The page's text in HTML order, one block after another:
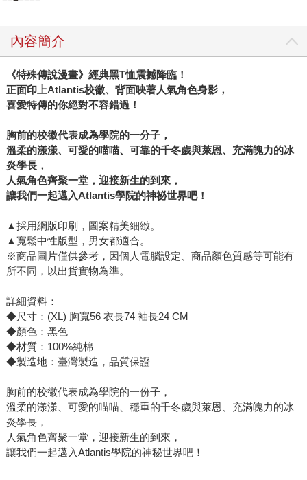
內容簡介
《特殊傳說漫畫》經典黑T恤震撼降臨！
正面印上Atlantis校徽、背面映著人氣角色身影，
喜愛特傳的你絕對不容錯過！
胸前的校徽代表成為學院的一分子，
溫柔的漾漾、可愛的喵喵、可靠的千冬歲與萊恩、充滿魄力的冰
炎學長，
人氣角色齊聚一堂，迎接新生的到來，
讓我們一起邁入Atlantis學院的神祕世界吧！
▲採用網版印刷，圖案精美細緻。
▲寬鬆中性版型，男女都適合。
※商品圖片僅供參考，因個人電腦設定、商品顏色質感等可能有
所不同，以出貨實物為準。
詳細資料：
◆尺寸：(XL) 胸寬56 衣長74 袖長24 CM
◆顏色：黑色
◆材質：100%純棉
◆製造地：臺灣製造，品質保證
胸前的校徽代表成為學院的一份子，
溫柔的漾漾、可愛的喵喵、穩重的千冬歲與萊恩、充滿魄力的冰
炎學長，
人氣角色齊聚一堂，迎接新生的到來，
讓我們一起邁入Atlantis學院的神秘世界吧！